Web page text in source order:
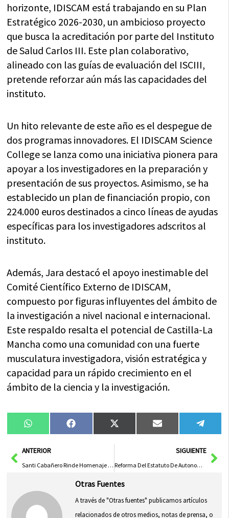
horizonte, IDISCAM está trabajando en su Plan
Estratégico 2026-2030, un ambicioso proyecto
que busca la acreditación por parte del Instituto
de Salud Carlos III. Este plan colaborativo,
alineado con las guías de evaluación del ISCIII,
pretende reforzar aún más las capacidades del
instituto.
Un hito relevante de este año es el despegue de
dos programas innovadores. El IDISCAM Science
College se lanza como una iniciativa pionera para
apoyar a los investigadores en la preparación y
presentación de sus proyectos. Asimismo, se ha
establecido un plan de financiación propio, con
224.000 euros destinados a cinco líneas de ayudas
específicas para los investigadores adscritos al
instituto.
Además, Jara destacó el apoyo inestimable del
Comité Científico Externo de IDISCAM,
compuesto por figuras influyentes del ámbito de
la investigación a nivel nacional e internacional.
Este respaldo resalta el potencial de Castilla-La
Mancha como una comunidad con una fuerte
musculatura investigadora, visión estratégica y
capacidad para un rápido crecimiento en el
ámbito de la ciencia y la investigación.
Compartir
en
WhatsAppCompartir
en
FacebookCompartir
en
X
(Twitter)
Compartir
en
Email
en
AntANTERIOR
Santi Cabañero Rinde Homenaje a Antonio Atiénzar en su Retiro tras Veinte Años de Liderazgo en APETREVA
SIGUIENTE
Reforma Del Estatuto De Autonomía Refuerza Apoyo A Municipalismo Y Entidades Locales Menores
Otras Fuentes
A través de "Otras fuentes" publicamos artículos
relacionados de otros medios, notas de prensa, o